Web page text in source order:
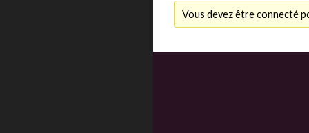
Vous devez être connecté